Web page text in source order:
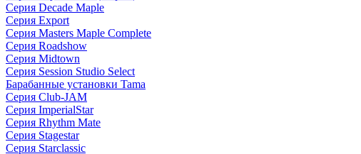
Серия Decade Maple
Серия Export
Серия Masters Maple Complete
Серия Roadshow
Серия Midtown
Серия Session Studio Select
Барабанные установки Tama
Серия Club-JAM
Серия ImperialStar
Серия Rhythm Mate
Серия Stagestar
Серия Starclassic